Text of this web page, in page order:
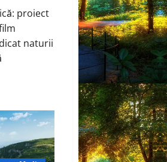
proiect
naturii